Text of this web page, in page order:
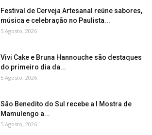
Festival de Cerveja Artesanal reúne sabores,
música e celebração no Paulista...
5 Agosto, 2026
Vivi Cake e Bruna Hannouche são destaques
do primeiro dia da...
5 Agosto, 2026
São Benedito do Sul recebe a I Mostra de
Mamulengo a...
5 Agosto, 2026